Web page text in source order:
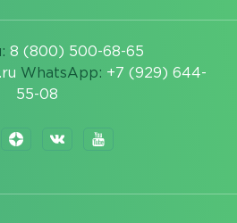
8 (800) 500-68-65
WhatsApp: +7 (929) 644-
55-08